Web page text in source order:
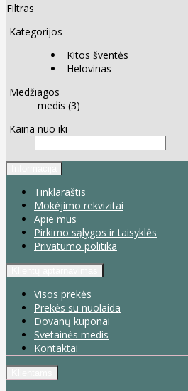
Filtras
Kategorijos
Kitos šventės
Helovinas
Medžiagos
medis (3)
Kaina nuo iki
Tinklaraštis
Mokėjimo rekvizitai
Apie mus
Pirkimo sąlygos ir taisyklės
Privatumo politika
Visos prekės
Prekės su nuolaida
Dovanų kuponai
Svetainės medis
Kontaktai